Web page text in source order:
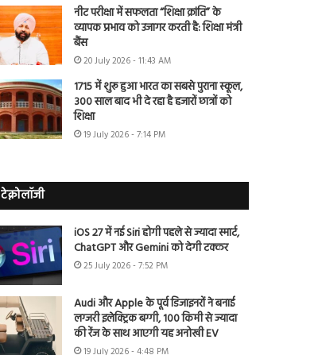
नीट परीक्षा में सफलता “शिक्षा क्रांति” के
व्यापक प्रभाव को उजागर करती है: शिक्षा मंत्री
बैंस
20 July 2026 - 11:43 AM
1715 में शुरू हुआ भारत का सबसे पुराना स्कूल,
300 साल बाद भी दे रहा है हजारों छात्रों को
शिक्षा
19 July 2026 - 7:14 PM
टेक्नोलॉजी
iOS 27 में नई Siri होगी पहले से ज्यादा स्मार्ट,
ChatGPT और Gemini को देगी टक्कर
25 July 2026 - 7:52 PM
Audi और Apple के पूर्व डिजाइनरों ने बनाई
लग्जरी इलेक्ट्रिक बग्गी, 100 किमी से ज्यादा
की रेंज के साथ आएगी यह अनोखी EV
19 July 2026 - 4:48 PM